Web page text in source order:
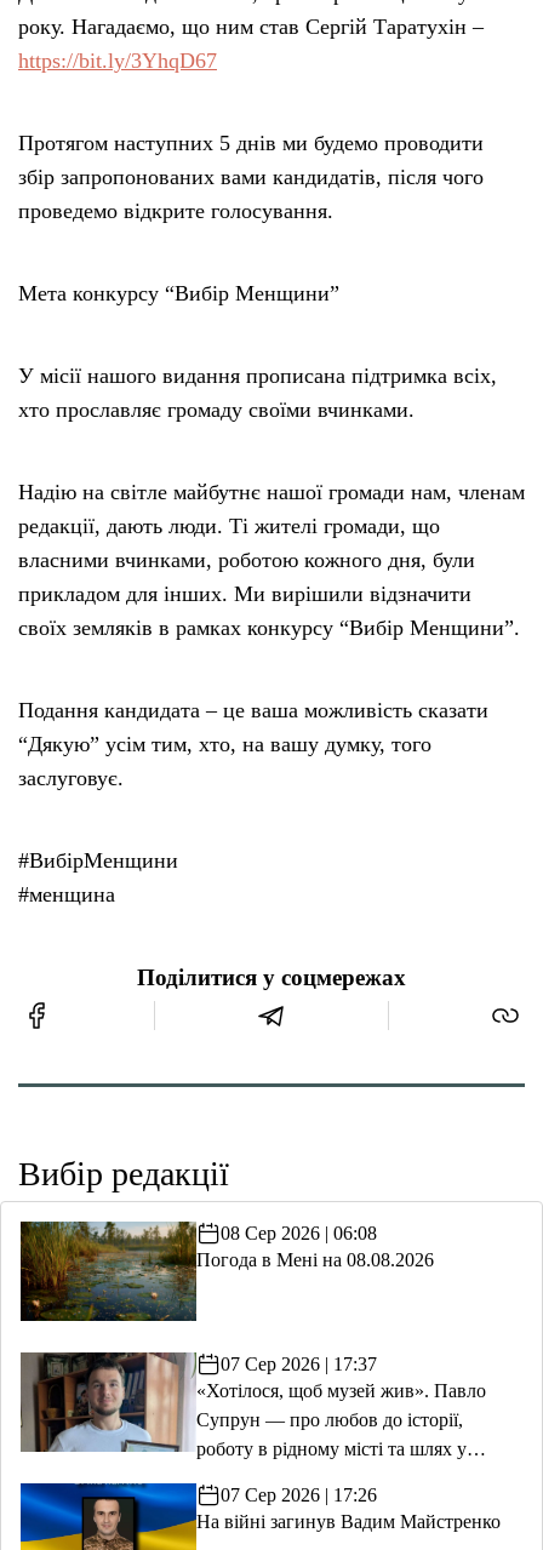
року. Нагадаємо, що ним став Сергій Таратухін –
https://bit.ly/3YhqD67
Протягом наступних 5 днів ми будемо проводити
збір запропонованих вами кандидатів, після чого
проведемо відкрите голосування.
Мета конкурсу “Вибір Менщини”
У місії нашого видання прописана підтримка всіх,
хто прославляє громаду своїми вчинками.
Надію на світле майбутнє нашої громади нам, членам
редакції, дають люди. Ті жителі громади, що
власними вчинками, роботою кожного дня, були
прикладом для інших. Ми вирішили відзначити
своїх земляків в рамках конкурсу “Вибір Менщини”.
Подання кандидата – це ваша можливість сказати
“Дякую” усім тим, хто, на вашу думку, того
заслуговує.
#ВибірМенщини
#менщина
Поділитися у соцмережах
Вибір редакції
08 Сер 2026 | 06:08
Погода в Мені на 08.08.2026
07 Сер 2026 | 17:37
«Хотілося, щоб музей жив». Павло
Супрун — про любов до історії,
роботу в рідному місті та шлях у
07 Сер 2026 | 17:26
На війні загинув Вадим Майстренко